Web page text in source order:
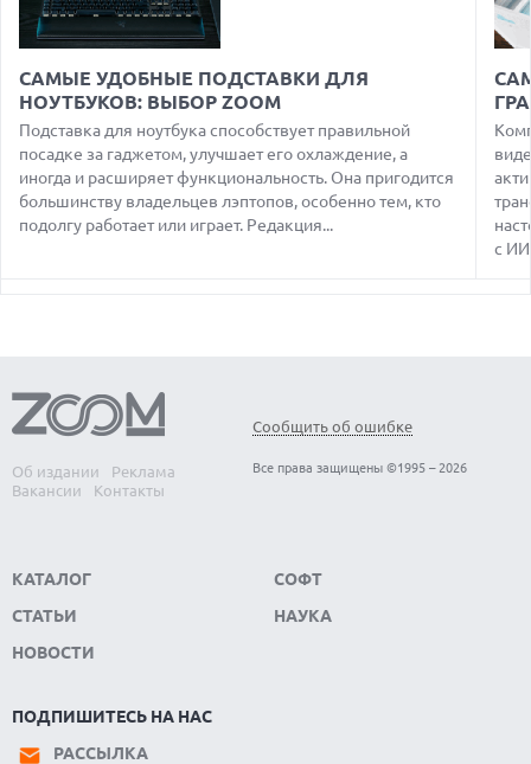
07.08.2026
ДАННЫХ МИЛЛИОНОВ ПОЛЬЗОВАТЕЛЕЙ
ЭЛЕКТРИЧЕСКИЙ ПИКАП FORD FATHOM ВРЯД ЛИ
ПОВТОРИТ УСПЕХ ЛЕГЕНДАРНЫХ МОДЕЛЕЙ КОМПАНИИ
07.08.2026
OPENAI УБРАЛА ОГРАНИЧЕНИЯ НА ТЕКСТОВЫЕ ЧАТЫ ДЛЯ
ВСЕХ ПОЛЬЗОВАТЕЛЕЙ CHATGPT
ANTHROPIC РАЗРАБАТЫВАЕТ СОБСТВЕННЫЕ ЧИПЫ ДЛЯ ИИ
08.08.2026
SUNO ВНЕДРЯЕТ ВОДЯНЫЕ ЗНАКИ ДЛЯ AI-ТРЕКОВ НА
ФОНЕ СУДЕБНЫХ РАЗБИРАТЕЛЬСТВ
САМЫЕ УДОБНЫЕ ПОДСТАВКИ ДЛЯ
НОУТБУКОВ: ВЫБОР ZOOM
Подставка для ноутбука способствует правильной
посадке за гаджетом, улучшает его охлаждение, а
иногда и расширяет функциональность. Она пригодится
большинству владельцев лэптопов, особенно тем, кто
подолгу работает или играет. Редакция...
с
Об издании
Реклама
Вакансии
Контакты
Сообщить об ошибке
Все права защищены ©1995 – 2026
КАТАЛОГ
СТАТЬИ
НОВОСТИ
СОФТ
НАУКА
ПОДПИШИТЕСЬ НА НАС
РАССЫЛКА